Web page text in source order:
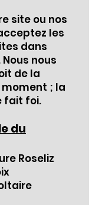
site ou nos
les
dans
nous
de la
; la
fait foi.
du
Roseliz